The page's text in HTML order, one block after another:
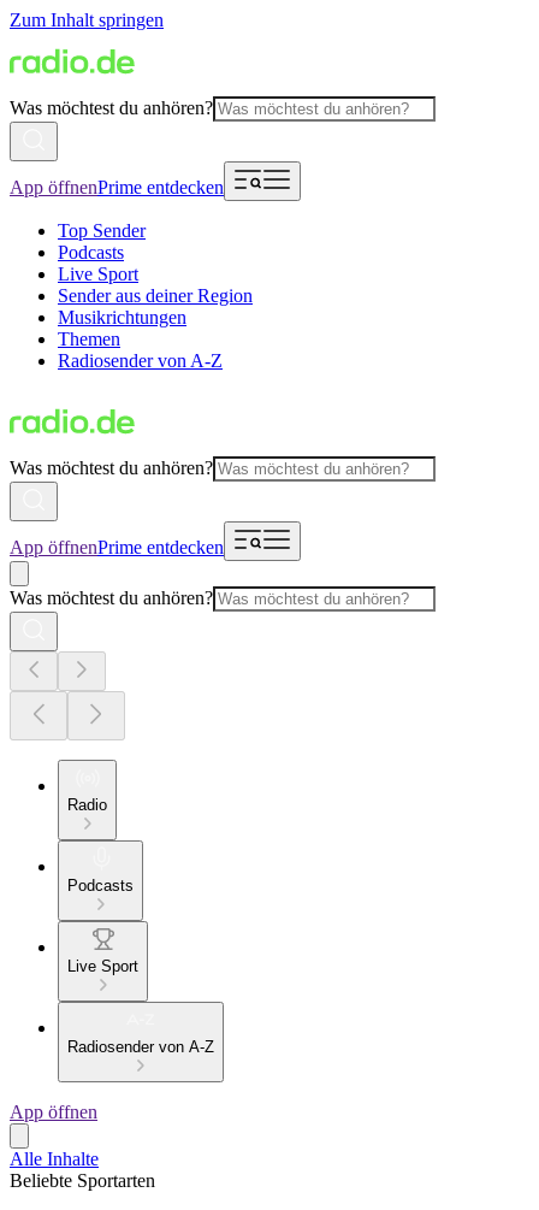
Zum Inhalt springen
Was möchtest du anhören?
App öffnenPrime entdecken
Top Sender
Podcasts
Live Sport
Sender aus deiner Region
Musikrichtungen
Themen
Radiosender von A-Z
Was möchtest du anhören?
App öffnenPrime entdecken
Was möchtest du anhören?
Radio
Podcasts
Live Sport
Radiosender von A-Z
App öffnen
Alle Inhalte
Beliebte Sportarten